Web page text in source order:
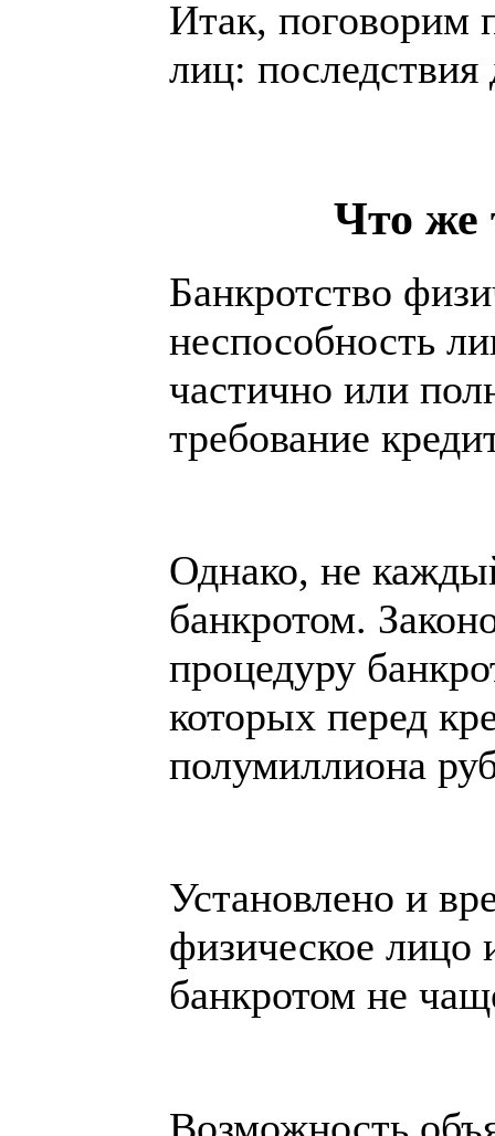
Итак, поговорим
лиц:
Что же
Банкротство
неспособность
частично или
требование
Однако, не
банкротом.
процедуру
которых перед
полумиллиона
Установлено и
физическое лицо
банкротом не
Возможность